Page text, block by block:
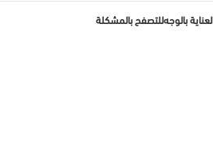
العناية بالوجهللتصفح بالمشكلة